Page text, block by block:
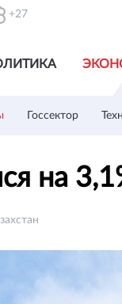
+27
Госсектор
на